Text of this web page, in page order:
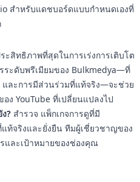
สำหรับแดชบอร์ดแบบกำหนดเองที่
สิทธิภาพที่สุดในการเร่งการเติบโต
ระดับพรีเมียมของ Bulkmedya—ที่
และการมีส่วนร่วมที่แท้จริง—จะช่วย
ง YouTube ที่เปลี่ยนแปลงไป
? สำรวจ แพ็กเกจการดูที่มี
ท้จริงและยั่งยืน ทีมผู้เชี่ยวชาญของ
และเป้าหมายของช่องคุณ